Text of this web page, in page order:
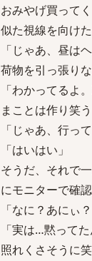
おみやげ買って
似た視線を向けた
「じゃあ、昼は
荷物を引っ張り
「わかってるよ
まことは作り笑
「じゃあ、行っ
「はいはい」
そうだ、それで
にモニターで確
「なに？あにぃ
「実は…黙って
照れくさそうに